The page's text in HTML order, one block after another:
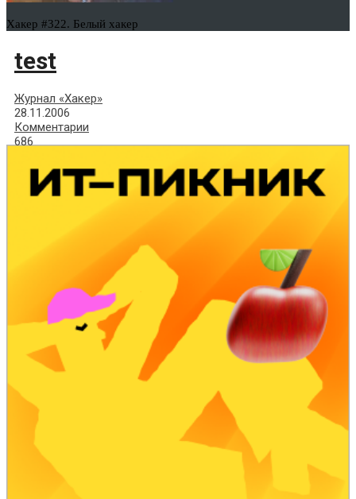
Хакер #322. Белый хакер
test
Журнал «Хакер»
28.11.2006
Комментарии
686